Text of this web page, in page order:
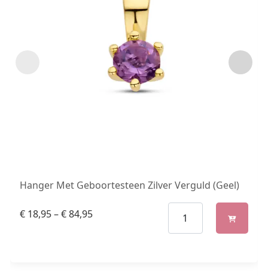
Hanger Met Geboortesteen Zilver Verguld (Geel)
€ 18,95–€84,95